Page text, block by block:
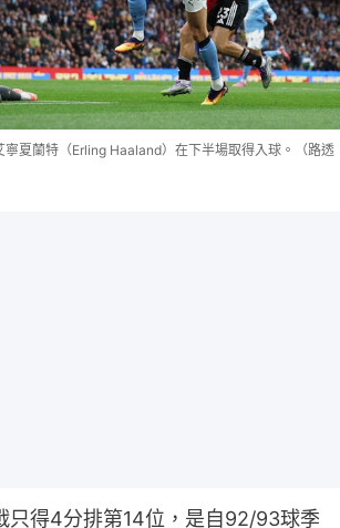
夏蘭特（Erling Haaland）在下半場取得入球。（路透
只得4分排第14位，是自92/93球季